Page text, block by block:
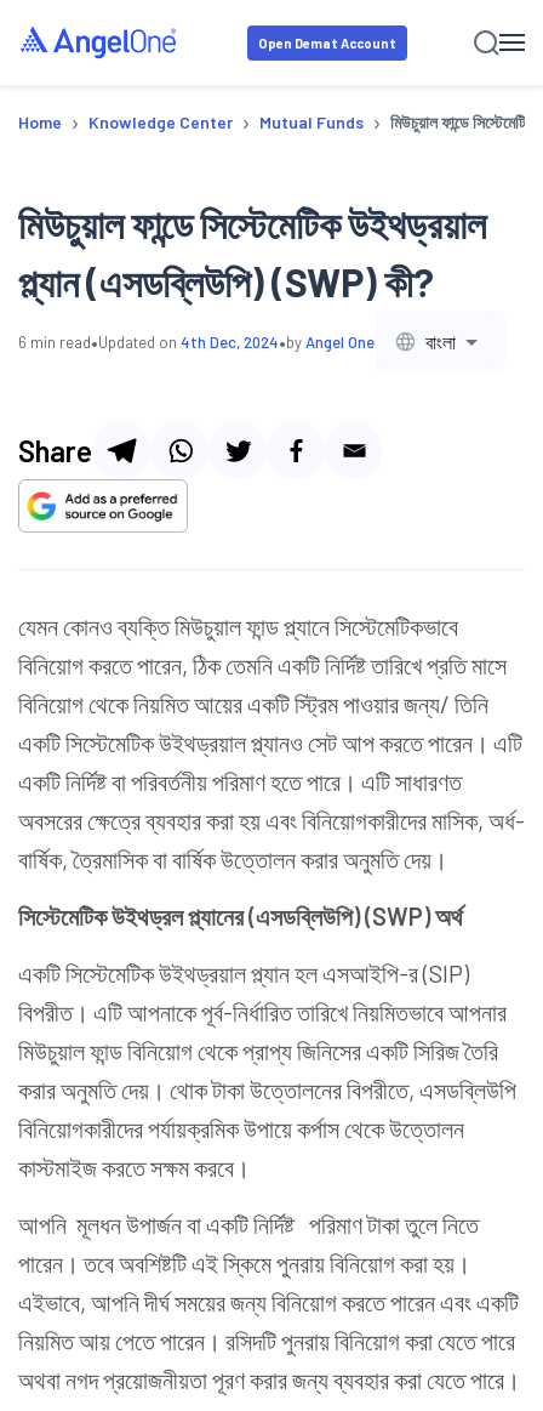
Open Demat Account
Home › Knowledge Center › Mutual Funds › মিউচুয়াল ফান্ডে
মিউচুয়াল ফান্ডে সিস্টেমেটিক উইথড্রয়াল
প্ল্যান (এসডব্লিউপি) (SWP) কী?
6 min read•Updated on 4th Dec, 2024•byAngel One বাংলা
Share
যেমন কোনও ব্যক্তিমিউচুয়াল ফান্ডপ্ল্যানে সিস্টেমেটিকভাবে
বিনিয়োগ করতে পারেন, ঠিক তেমনি একটি নির্দিষ্ট তারিখে প্রতি মাসে
বিনিয়োগ থেকে নিয়মিত আয়ের একটি স্ট্রিম পাওয়ার জন্য/ তিনি
একটি সিস্টেমেটিক উইথড্রয়াল প্ল্যানও সেট আপ করতে পারেন। এটি
একটি নির্দিষ্ট বা পরিবর্তনীয় পরিমাণ হতে পারে। এটি সাধারণত
অবসরের ক্ষেত্রে ব্যবহার করা হয় এবং বিনিয়োগকারীদের মাসিক, অর্ধ-
বার্ষিক, ত্রৈমাসিক বা বার্ষিক উত্তোলন করার অনুমতি দেয়।
সিস্টেমেটিক উইথড্রল প্ল্যানের (এসডব্লিউপি) (SWP) অর্থ
একটি সিস্টেমেটিক উইথড্রয়াল প্ল্যান হল এসআইপি-র (SIP)
বিপরীত। এটি আপনাকে পূর্ব-নির্ধারিত তারিখে নিয়মিতভাবে আপনার
মিউচুয়াল ফান্ড বিনিয়োগ থেকে প্রাপ্য জিনিসের একটি সিরিজ তৈরি
করার অনুমতি দেয়। থোক টাকা উত্তোলনের বিপরীতে, এসডব্লিউপি
বিনিয়োগকারীদের পর্যায়ক্রমিক উপায়ে কর্পাস থেকে উত্তোলন
কাস্টমাইজ করতে সক্ষম করবে।
আপনি মূলধন উপার্জন বা একটি নির্দিষ্ট পরিমাণ টাকা তুলে নিতে
পারেন। তবে অবশিষ্টটি এই স্কিমে পুনরায় বিনিয়োগ করা হয়।
এইভাবে, আপনি দীর্ঘ সময়ের জন্য বিনিয়োগ করতে পারেন এবং একটি
নিয়মিত আয় পেতে পারেন। রসিদটি পুনরায় বিনিয়োগ করা যেতে পারে
অথবা নগদ প্রয়োজনীয়তা পূরণ করার জন্য ব্যবহার করা যেতে পারে।